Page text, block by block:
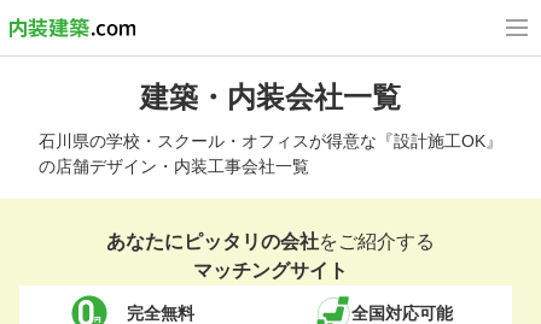
建築・内装会社一覧
石川県の学校・スクール・オフィスが得意な『設計施工OK』
の店舗デザイン・内装工事会社一覧
あなたにピッタリの会社をご紹介する
マッチングサイト
完全無料 全国対応可能